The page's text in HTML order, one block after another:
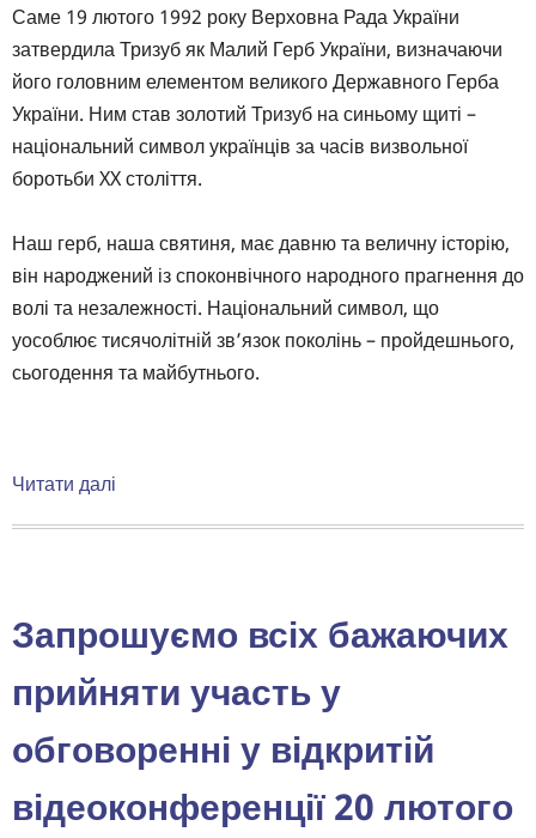
Body
Саме 19 лютого 1992 року Верховна Рада України
затвердила Тризуб як Малий Герб України, визначаючи
його головним елементом великого Державного Герба
України. Ним став золотий Тризуб на синьому щиті –
національний символ українців за часів визвольної
боротьби XX століття.
Наш герб, наша святиня, має давню та величну історію,
він народжений із споконвічного народного прагнення до
волі та незалежності. Національний символ, що
уособлює тисячолітній зв’язок поколінь – пройдешнього,
сьогодення та майбутнього.
Читати далі
Державного
України
Запрошуємо всіх бажаючих
прийняти участь у
обговоренні у відкритій
відеоконференції 20 лютого